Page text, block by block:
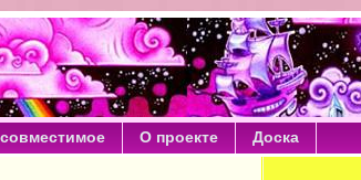
О проекте Доска